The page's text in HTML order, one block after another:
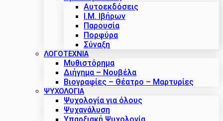
Αυτοεκδόσεις
Ι.Μ. Ιβήρων
Παρουσία
Πορφύρα
Σύναξη
ΛΟΓΟΤΕΧΝΙΑ
Μυθιστόρημα
Διήγημα – Νουβέλα
Βιογραφίες – Θέατρο – Μαρτυρίες
ΨΥΧΟΛΟΓΙΑ
Ψυχολογία για όλους
Ψυχανάλυση
Υπαρξιακή Ψυχολογία